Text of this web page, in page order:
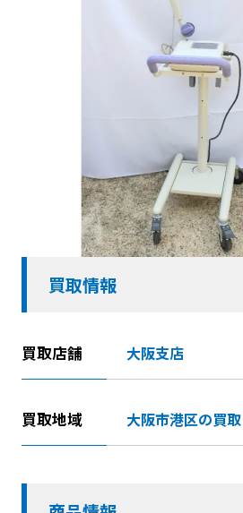
買取情報
買取店舗 大阪支店
買取地域 大阪市港区の買取